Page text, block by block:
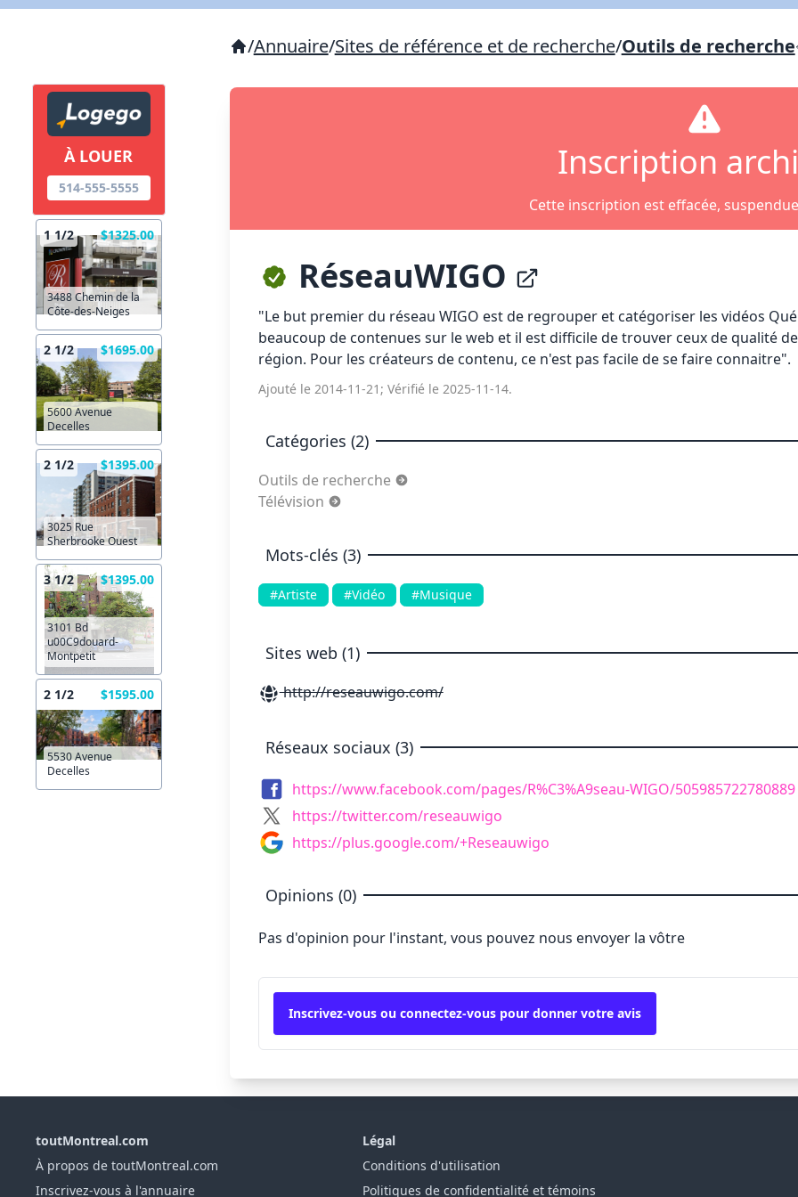
À LOUER
514-555-5555
1 1/2 $1325.00
3488 Chemin de la
Côte-des-Neiges
2 1/2 $1695.00
5600 Avenue
Decelles
2 1/2 $1395.00
3025 Rue
Sherbrooke Ouest
3 1/2 $1395.00
3101 Bd
u00C9douard-
Montpetit
2 1/2 $1595.00
5530 Avenue
Decelles
/Annuaire/Sites de référence et de recherche/Outils de recherche
Inscription
Cette inscription est effacée,
RéseauWIGO
"Le but premier du réseau WIGO est de regrouper et catégoriser les vidéos
beaucoup de contenues sur le web et il est difficile de trouver ceux de qualité
région. Pour les créateurs de contenu, ce n'est pas facile de se faire connaitre".
Ajouté le 2014-11-21; Vérifié le 2025-11-14.
Catégories (2)
Outils de recherche
Télévision
Mots-clés (3)
#Artiste #Vidéo #Musique
Sites web (1)
http://reseauwigo.com/
Réseaux sociaux (3)
https://www.facebook.com/pages/R%C3%A9seau-WIGO/505985722780889
https://twitter.com/reseauwigo
https://plus.google.com/+Reseauwigo
Opinions (0)
Pas d'opinion pour l'instant, vous pouvez nous envoyer la vôtre
Inscrivez-vous ou connectez-vous pour donner votre avis
toutMontreal.com
À propos de toutMontreal.com
Inscrivez-vous à l'annuaire
Légal
Conditions d'utilisation
Politiques de confidentialité et témoins
X Fermer Envoyez
X Fermer Envoyez